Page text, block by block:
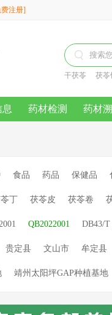
注册]

干茯苓 茯苓
药材检测 药材
食品 药品 保健品
丁 茯苓皮 茯苓卷
QB2022001 DB43/T
贵定县 文山市 牟定县
靖州太阳坪GAP种植基地
平种植基地 云南文山种植